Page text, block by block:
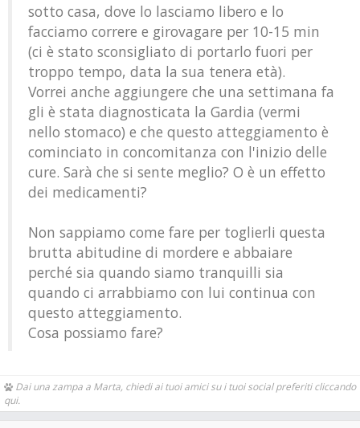
sotto casa, dove lo lasciamo libero e lo
facciamo correre e girovagare per 10-15 min
(ci è stato sconsigliato di portarlo fuori per
troppo tempo, data la sua tenera età).
Vorrei anche aggiungere che una settimana fa
gli è stata diagnosticata la Gardia (vermi
nello stomaco) e che questo atteggiamento è
cominciato in concomitanza con l'inizio delle
cure. Sarà che si sente meglio? O è un effetto
dei medicamenti?
Non sappiamo come fare per toglierli questa
brutta abitudine di mordere e abbaiare
perché sia quando siamo tranquilli sia
quando ci arrabbiamo con lui continua con
questo atteggiamento.
Cosa possiamo fare?
Dai una zampa a Marta, chiedi ai tuoi amici su i tuoi social preferiti cliccando
qui.